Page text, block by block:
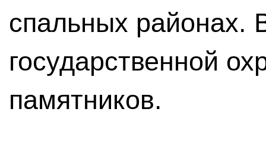
спальных районах.
государственной
памятников.